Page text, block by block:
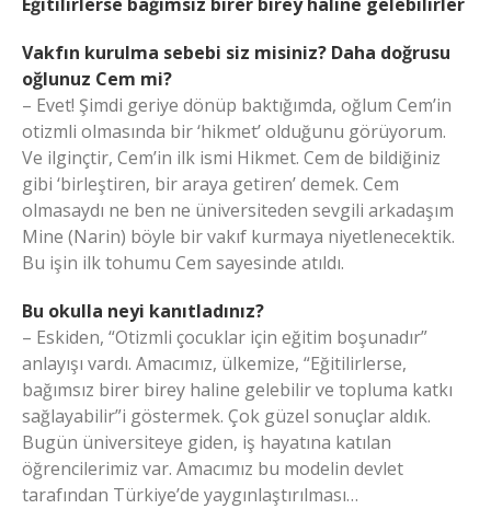
Vakfın kurulma sebebi siz misiniz? Daha doğrusu
oğlunuz Cem mi?
– Evet! Şimdi geriye dönüp baktığımda, oğlum Cem’in
otizmli olmasında bir ‘hikmet’ olduğunu görüyorum.
Ve ilginçtir, Cem’in ilk ismi Hikmet. Cem de bildiğiniz
gibi ‘birleştiren, bir araya getiren’ demek. Cem
olmasaydı ne ben ne üniversiteden sevgili arkadaşım
Mine (Narin) böyle bir vakıf kurmaya niyetlenecektik.
Bu işin ilk tohumu Cem sayesinde atıldı.
Bu okulla neyi kanıtladınız?
– Eskiden, “Otizmli çocuklar için eğitim boşunadır”
anlayışı vardı. Amacımız, ülkemize, “Eğitilirlerse,
bağımsız birer birey haline gelebilir ve topluma katkı
sağlayabilir”i göstermek. Çok güzel sonuçlar aldık.
Bugün üniversiteye giden, iş hayatına katılan
öğrencilerimiz var. Amacımız bu modelin devlet
tarafından Türkiye’de yaygınlaştırılması…